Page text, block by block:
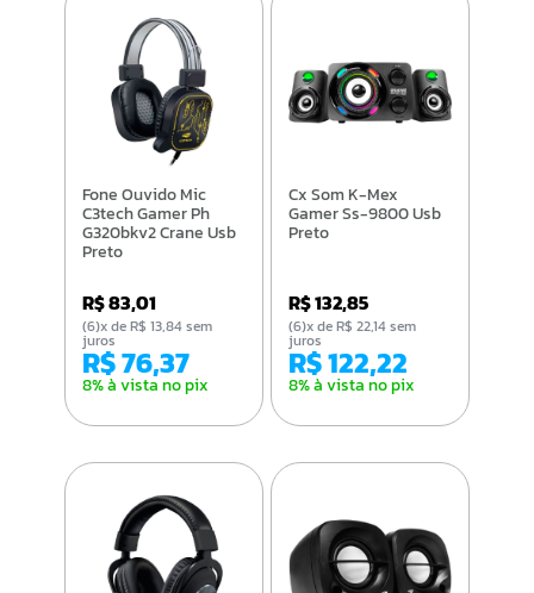
Fone Ouvido Mic
C3tech Gamer Ph
G320bkv2 Crane Usb
Preto
R$ 83,01
R$ 76,37
8% à vista no pix
(6)x de R$ 13,84 sem
juros
Cx Som K-Mex
Gamer Ss-9800 Usb
Preto
R$ 132,85
R$ 122,22
8% à vista no pix
(6)x de R$ 22,14 sem
juros